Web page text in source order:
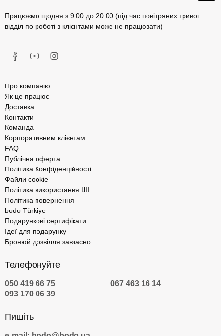
Працюємо щодня з 9:00 до 20:00 (під час повітряних тривог
відділ по роботі з клієнтами може не працювати)
Про компанію
Як це працює
Доставка
Контакти
Команда
Корпоративним клієнтам
FAQ
Публічна оферта
Політика Конфіденційності
Файли cookie
Політика використання ШІ
Політика повернення
bodo Türkiye
Подарункові сертифікати
Ідеї для подарунку
Бронюй дозвілля завчасно
Телефонуйте
050 419 66 75
067 463 16 14
093 170 06 39
Пишіть